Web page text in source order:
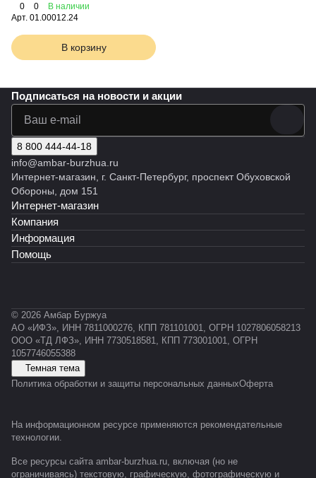
0 0
В наличии
Арт. 01.00012.24
В корзину
Подписаться на новости и акции
8 800 444-44-18
info@ambar-burzhua.ru
Интернет-магазин, г. Санкт-Петербург, проспект Обуховской
Обороны, дом 151
Интернет-магазин
Компания
Информация
Помощь
© 2026 Амбар Буржуа
АО «ИФЗ», ИНН 7811000276, КПП 781101001, ОГРН 1027806058213
ООО «ТД ЛФЗ», ИНН 7730518581, КПП 773001001, ОГРН
1057746055388
Темная тема
Политика обработки и защиты персональных данныхОферта
На информационном ресурсе применяются рекомендательные
технологии.
Все ресурсы сайта ambar-burzhua.ru, включая (но не
ограничиваясь) текстовую, графическую, фотографическую и